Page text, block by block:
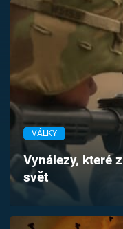
Témata
TV Program
Časopis
Sledujte prima+
Přihlášení
VÁLKY
Vynálezy, které
svět